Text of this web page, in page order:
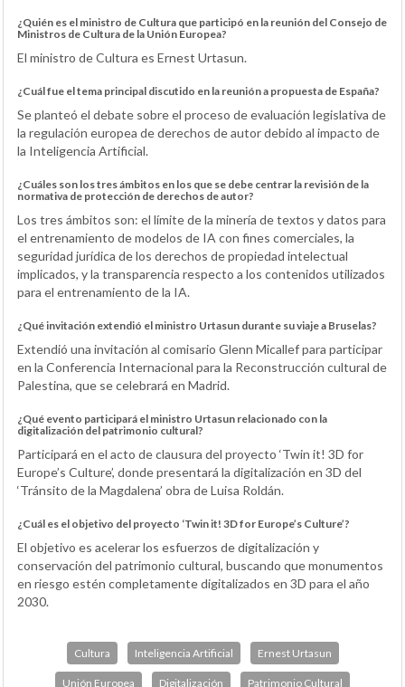
¿Quién es el ministro de Cultura que participó en la reunión del Consejo de
Ministros de Cultura de la Unión Europea?
El ministro de Cultura es Ernest Urtasun.
¿Cuál fue el tema principal discutido en la reunión a propuesta de España?
Se planteó el debate sobre el proceso de evaluación legislativa de
la regulación europea de derechos de autor debido al impacto de
la Inteligencia Artificial.
¿Cuáles son los tres ámbitos en los que se debe centrar la revisión de la
normativa de protección de derechos de autor?
Los tres ámbitos son: el límite de la minería de textos y datos para
el entrenamiento de modelos de IA con fines comerciales, la
seguridad jurídica de los derechos de propiedad intelectual
implicados, y la transparencia respecto a los contenidos utilizados
para el entrenamiento de la IA.
¿Qué invitación extendió el ministro Urtasun durante su viaje a Bruselas?
Extendió una invitación al comisario Glenn Micallef para participar
en la Conferencia Internacional para la Reconstrucción cultural de
Palestina, que se celebrará en Madrid.
¿Qué evento participará el ministro Urtasun relacionado con la
digitalización del patrimonio cultural?
Participará en el acto de clausura del proyecto ‘Twin it! 3D for
Europe’s Culture’, donde presentará la digitalización en 3D del
‘Tránsito de la Magdalena’ obra de Luisa Roldán.
¿Cuál es el objetivo del proyecto ‘Twin it! 3D for Europe’s Culture’?
El objetivo es acelerar los esfuerzos de digitalización y
conservación del patrimonio cultural, buscando que monumentos
en riesgo estén completamente digitalizados en 3D para el año
2030.
Cultura Inteligencia Artificial Ernest Urtasun
Unión Europea Digitalización Patrimonio Cultural